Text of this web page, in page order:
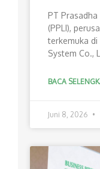
PT
(PPLI),
terkemuka di
System Co.,
BACA
Juni 8, 2026